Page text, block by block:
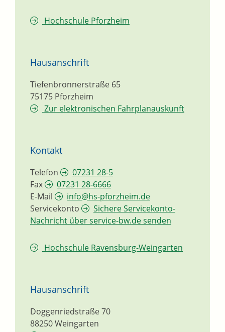
Hochschule Pforzheim
Hausanschrift
Tiefenbronnerstraße 65
75175 Pforzheim
Zur elektronischen Fahrplanauskunft
Kontakt
Telefon
07231 28-5
Fax
07231 28-6666
E-Mail
info@hs-pforzheim.de
Servicekonto
Sichere Servicekonto-
Nachricht über service-bw.de senden
Hochschule Ravensburg-Weingarten
Hausanschrift
Doggenriedstraße 70
88250Weingarten